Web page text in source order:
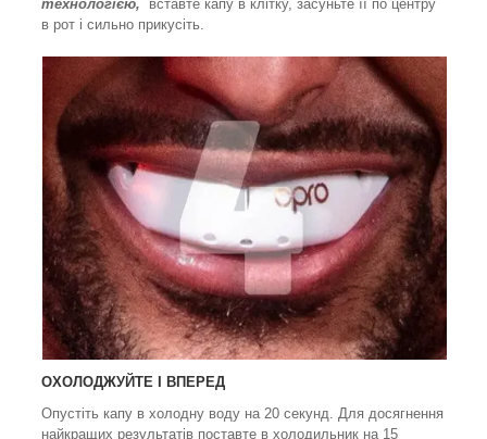
технологією, вставте капу в клітку, засуньте її по центру
в рот і сильно прикусіть.
ОХОЛОДЖУЙТЕ І ВПЕРЕД
Опустіть капу в холодну воду на 20 секунд. Для досягнення
найкращих результатів поставте в холодильник на 15